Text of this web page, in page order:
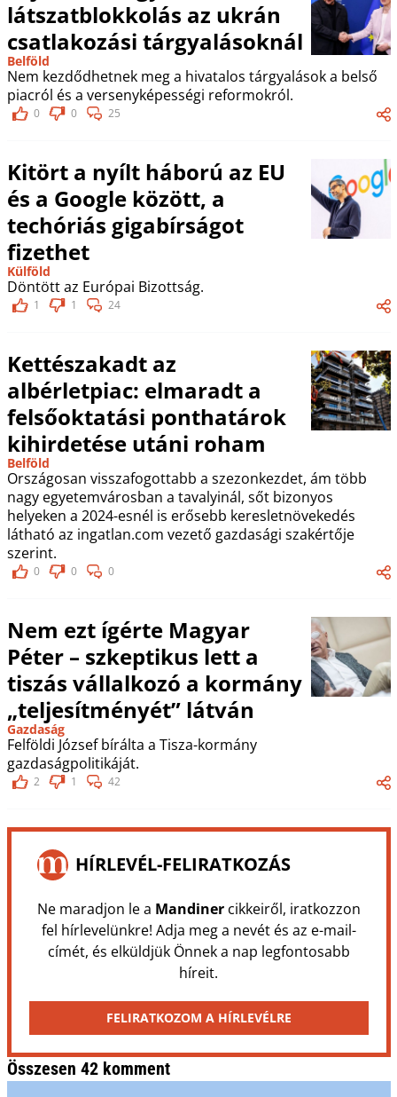
látszatblokkolás az ukrán
csatlakozási tárgyalásoknál
Belföld
Nem kezdődhetnek meg a hivatalos tárgyalások a belső
piacról és a versenyképességi reformokról.
0 0 25
Kitört a nyílt háború az EU
és a Google között, a
techóriás gigabírságot
fizethet
Külföld
Döntött az Európai Bizottság.
1 1 24
Kettészakadt az
albérletpiac: elmaradt a
felsőoktatási ponthatárok
kihirdetése utáni roham
Belföld
Országosan visszafogottabb a szezonkezdet, ám több
nagy egyetemvárosban a tavalyinál, sőt bizonyos
helyeken a 2024-esnél is erősebb keresletnövekedés
látható az ingatlan.com vezető gazdasági szakértője
szerint.
0 0 0
Nem ezt ígérte Magyar
Péter – szkeptikus lett a
tiszás vállalkozó a kormány
„teljesítményét” látván
Gazdaság
Felföldi József bírálta a Tisza-kormány
gazdaságpolitikáját.
2 1 42
HÍRLEVÉL-FELIRATKOZÁS
Ne maradjon le a Mandinercikkeiről, iratkozzon
fel hírlevelünkre! Adja meg a nevét és az e-mail-
címét, és elküldjük Önnek a nap legfontosabb
híreit.
FELIRATKOZOM A HÍRLEVÉLRE
Összesen 42 komment